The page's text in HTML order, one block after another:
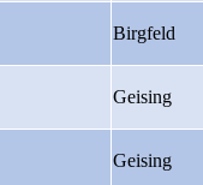
Birgfeld
Geising
Geising